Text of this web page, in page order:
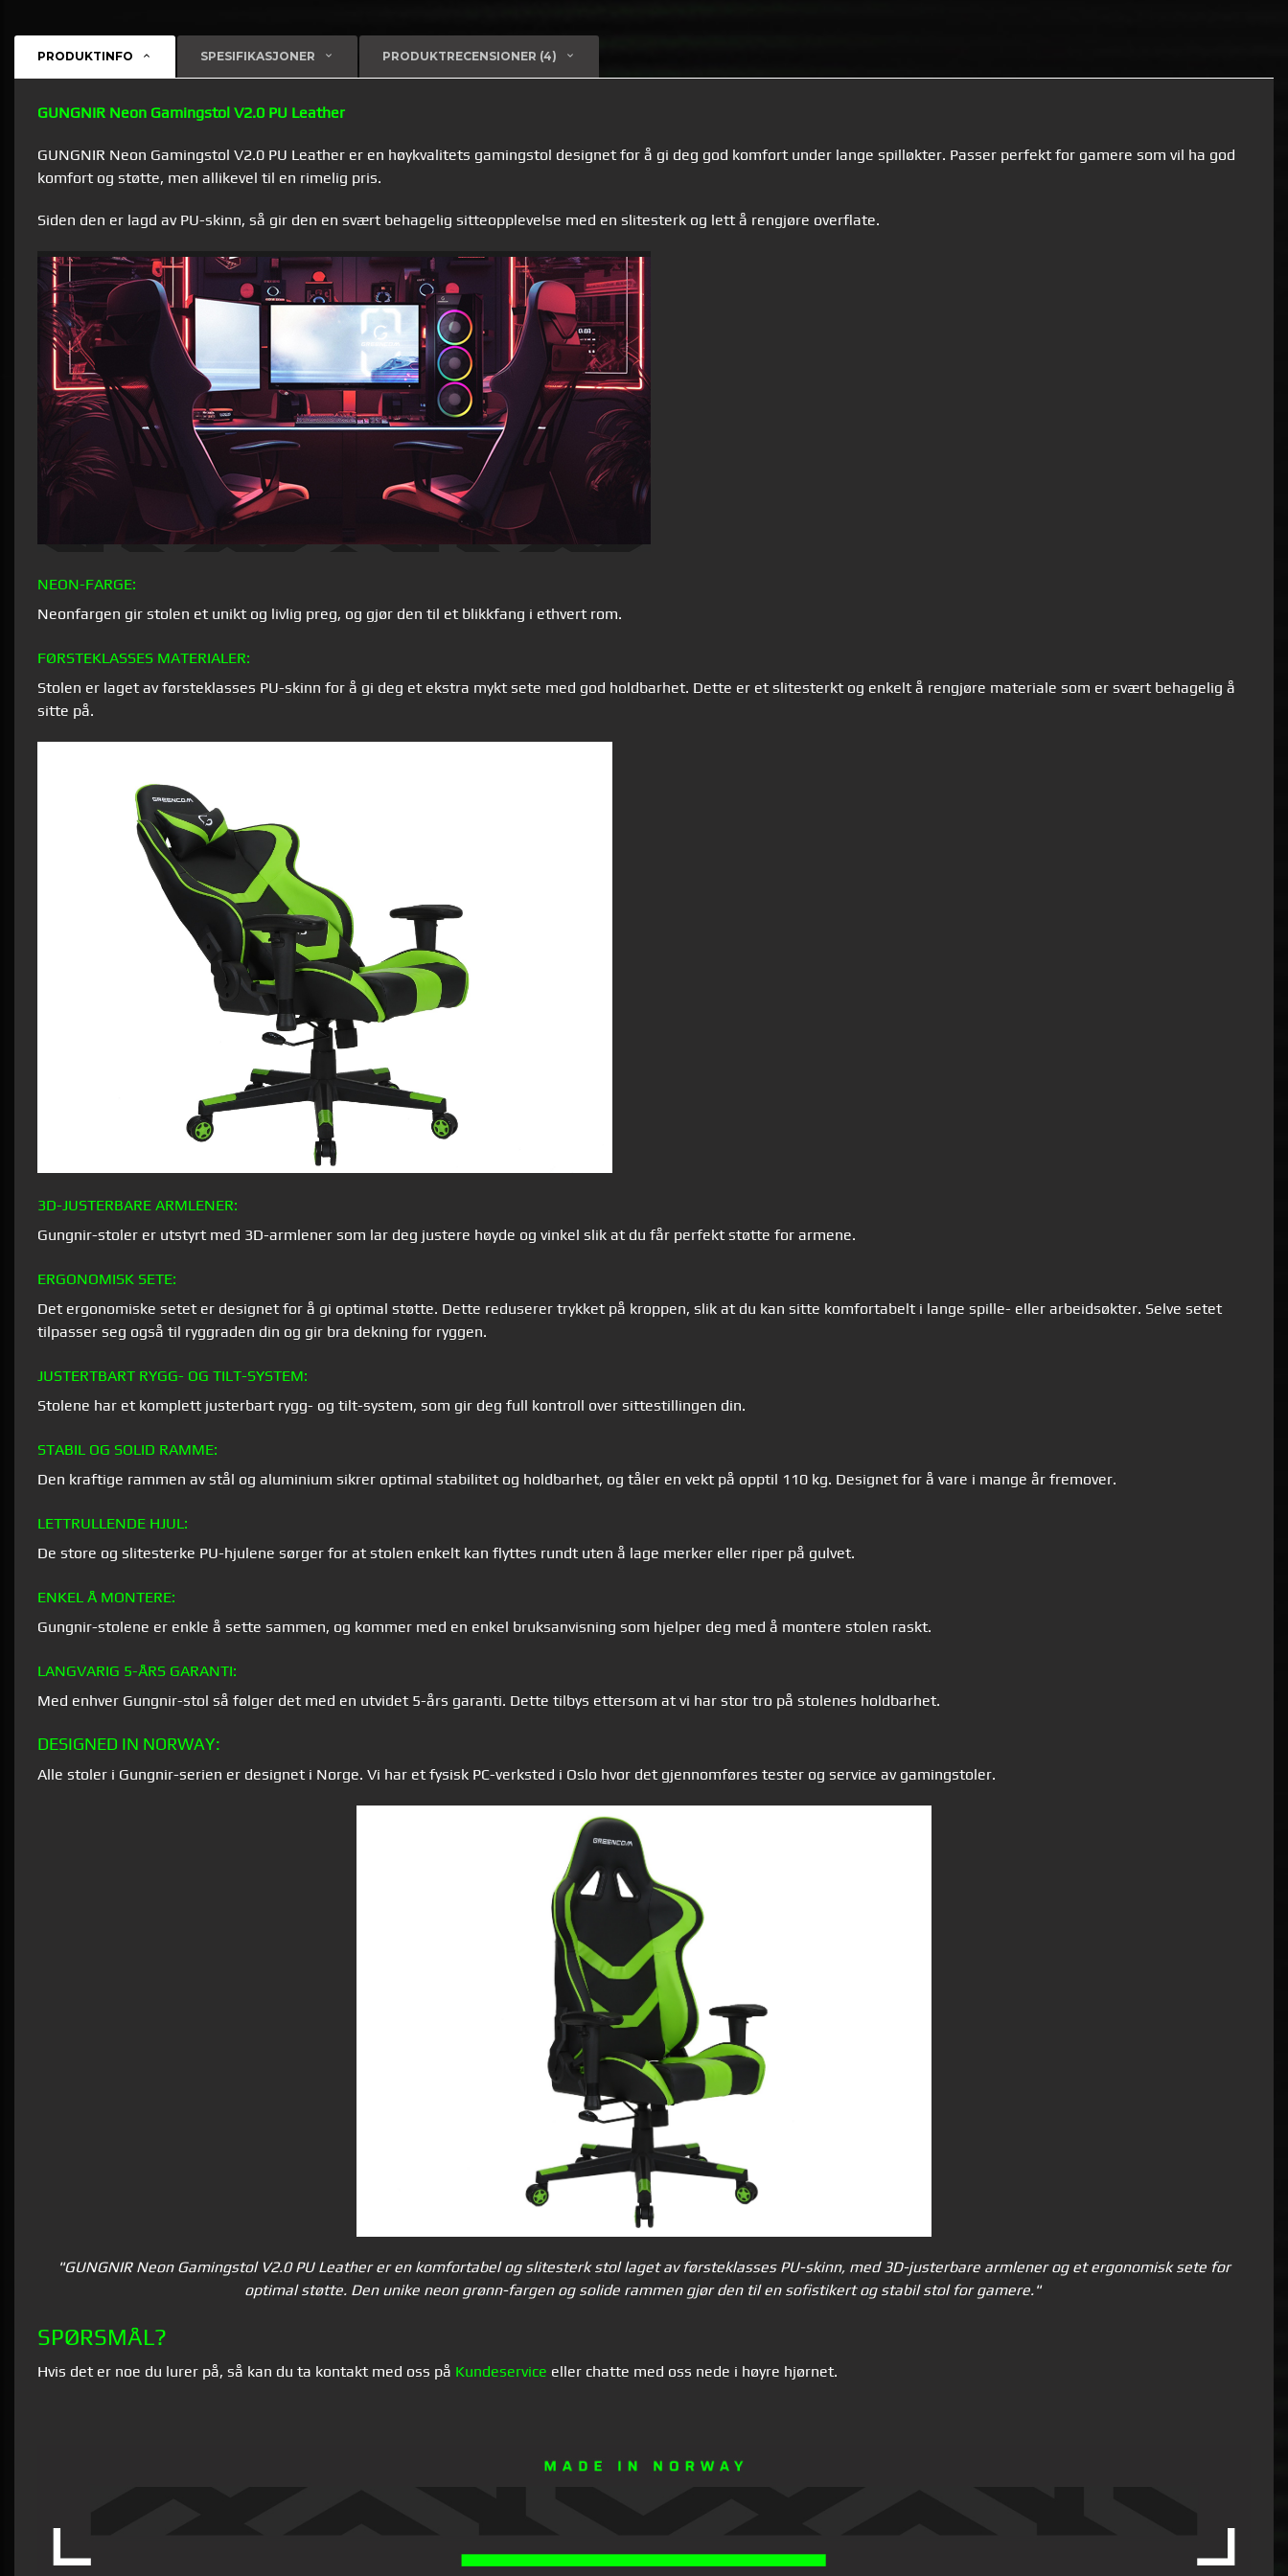
PRODUKTINFO SPESIFIKASJONER PRODUKTRECENSIONER (4)
GUNGNIR Neon Gamingstol V2.0 PU Leather
GUNGNIR Neon Gamingstol V2.0 PU Leather er en høykvalitets gamingstol designet for å gi deg god komfort under lange spilløkter. Passer perfekt for gamere som vil ha god
komfort og støtte, men allikevel til en rimelig pris.
Siden den er lagd av PU-skinn, så gir den en svært behagelig sitteopplevelse med en slitesterk og lett å rengjøre overflate.
NEON-FARGE:
Neonfargen gir stolen et unikt og livlig preg, og gjør den til et blikkfang i ethvert rom.
FØRSTEKLASSES MATERIALER:
Stolen er laget av førsteklasses PU-skinn for å gi deg et ekstra mykt sete med god holdbarhet. Dette er et slitesterkt og enkelt å rengjøre materiale som er svært behagelig å
sitte på.
3D-JUSTERBARE ARMLENER:
Gungnir-stoler er utstyrt med 3D-armlener som lar deg justere høyde og vinkel slik at du får perfekt støtte for armene.
ERGONOMISK SETE:
Det ergonomiske setet er designet for å gi optimal støtte. Dette reduserer trykket på kroppen, slik at du kan sitte komfortabelt i lange spille- eller arbeidsøkter. Selve setet
tilpasser seg også til ryggraden din og gir bra dekning for ryggen.
JUSTERTBART RYGG- OG TILT-SYSTEM:
Stolene har et komplett justerbart rygg- og tilt-system, som gir deg full kontroll over sittestillingen din.
STABIL OG SOLID RAMME:
Den kraftige rammen av stål og aluminium sikrer optimal stabilitet og holdbarhet, og tåler en vekt på opptil 110 kg. Designet for å vare i mange år fremover.
LETTRULLENDE HJUL:
De store og slitesterke PU-hjulene sørger for at stolen enkelt kan flyttes rundt uten å lage merker eller riper på gulvet.
ENKEL Å MONTERE:
Gungnir-stolene er enkle å sette sammen, og kommer med en enkel bruksanvisning som hjelper deg med å montere stolen raskt.
LANGVARIG 5-ÅRS GARANTI:
Med enhver Gungnir-stol så følger det med en utvidet 5-års garanti. Dette tilbys ettersom at vi har stor tro på stolenes holdbarhet.
DESIGNED IN NORWAY:
Alle stoler i Gungnir-serien er designet i Norge. Vi har et fysisk PC-verksted i Oslo hvor det gjennomføres tester og service av gamingstoler.
"GUNGNIR Neon Gamingstol V2.0 PU Leather er en komfortabel og slitesterk stol laget av førsteklasses PU-skinn, med 3D-justerbare armlener og et ergonomisk sete for
optimal støtte. Den unike neon grønn-fargen og solide rammen gjør den til en sofistikert og stabil stol for gamere."
SPØRSMÅL?
Hvis det er noe du lurer på, så kan du ta kontakt med oss på Kundeservice eller chatte med oss nede i høyre hjørnet.